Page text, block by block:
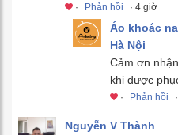
· Phản hồi · 4 giờ
Áo khoác
Hà Nội
Cảm ơn
khi được
· Phản hồi
Nguyễn V Thành